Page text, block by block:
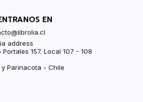
EN
address
Portales 157. Local 107 - 108
Parinacota - Chile